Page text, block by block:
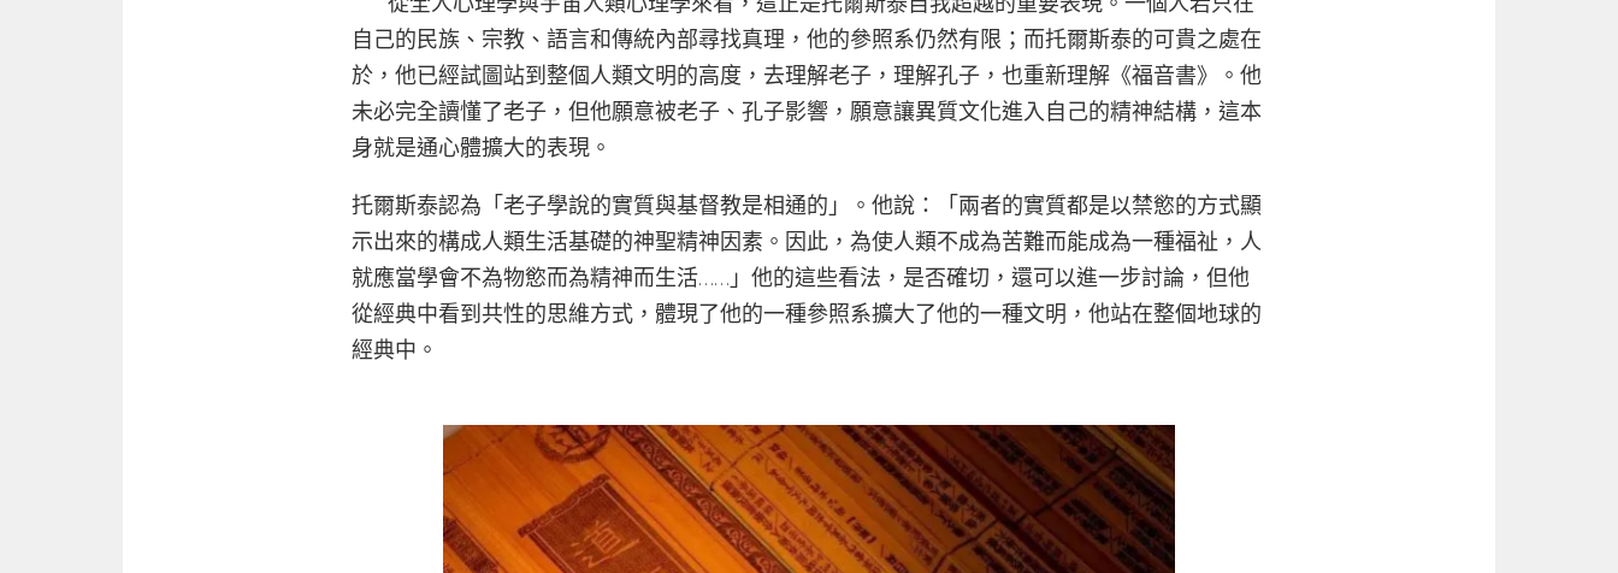
自己的民族、宗教、語言和傳統內部尋找真理，他的參照系仍然有限；而托爾斯泰的可貴之處在
於，他已經試圖站到整個人類文明的高度，去理解老子，理解孔子，也重新理解《福音書》。他
未必完全讀懂了老子，但他願意被老子、孔子影響，願意讓異質文化進入自己的精神結構，這本
身就是通心體擴大的表現。
托爾斯泰認為「老子學說的實質與基督教是相通的」。他說：「兩者的實質都是以禁慾的方式顯
示出來的構成人類生活基礎的神聖精神因素。因此，為使人類不成為苦難而能成為一種福祉，人
就應當學會不為物慾而為精神而生活……」他的這些看法，是否確切，還可以進一步討論，但他
從經典中看到共性的思維方式，體現了他的一種參照系擴大了他的一種文明，他站在整個地球的
經典中。